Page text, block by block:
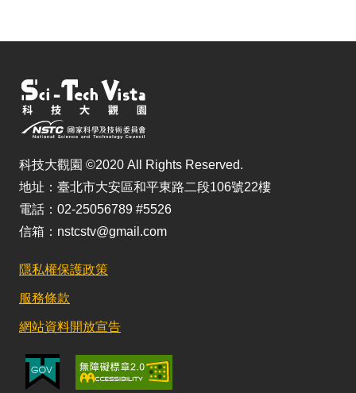
科技大觀園 ©2020 All Rights Reserved.
地址：臺北市大安區和平東路二段106號22樓
電話：02-25056789 #5526
信箱：nstcstv@gmail.com
隱私權保護政策
服務條款
網站資料開放宣告